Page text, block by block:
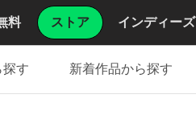
料 ストア インディーズ
探す 新着作品から探す